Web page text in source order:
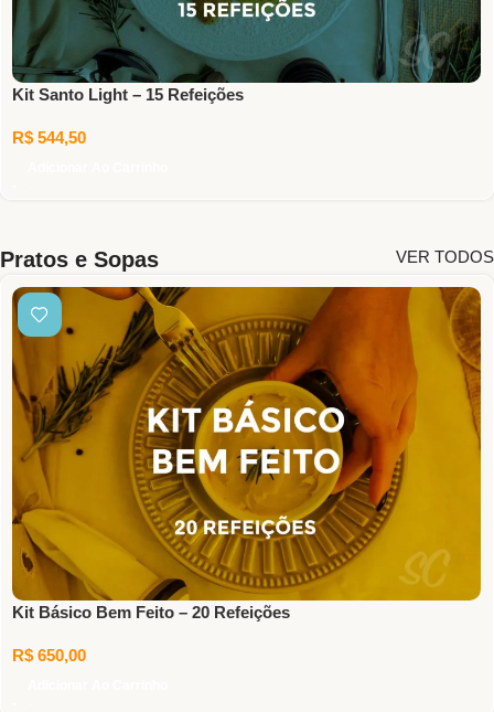
Kit Santo Light – 15 Refeições
R$ 544,50
Pratos e Sopas VER TODOS
Kit Básico Bem Feito – 20 Refeições
R$ 650,00